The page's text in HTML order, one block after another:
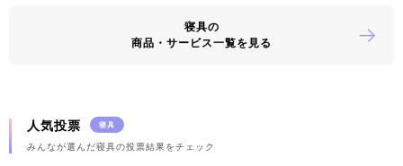
寝具の
商品・サービス一覧を見る
人気投票 寝具
みんなが選んだ寝具の投票結果をチェック